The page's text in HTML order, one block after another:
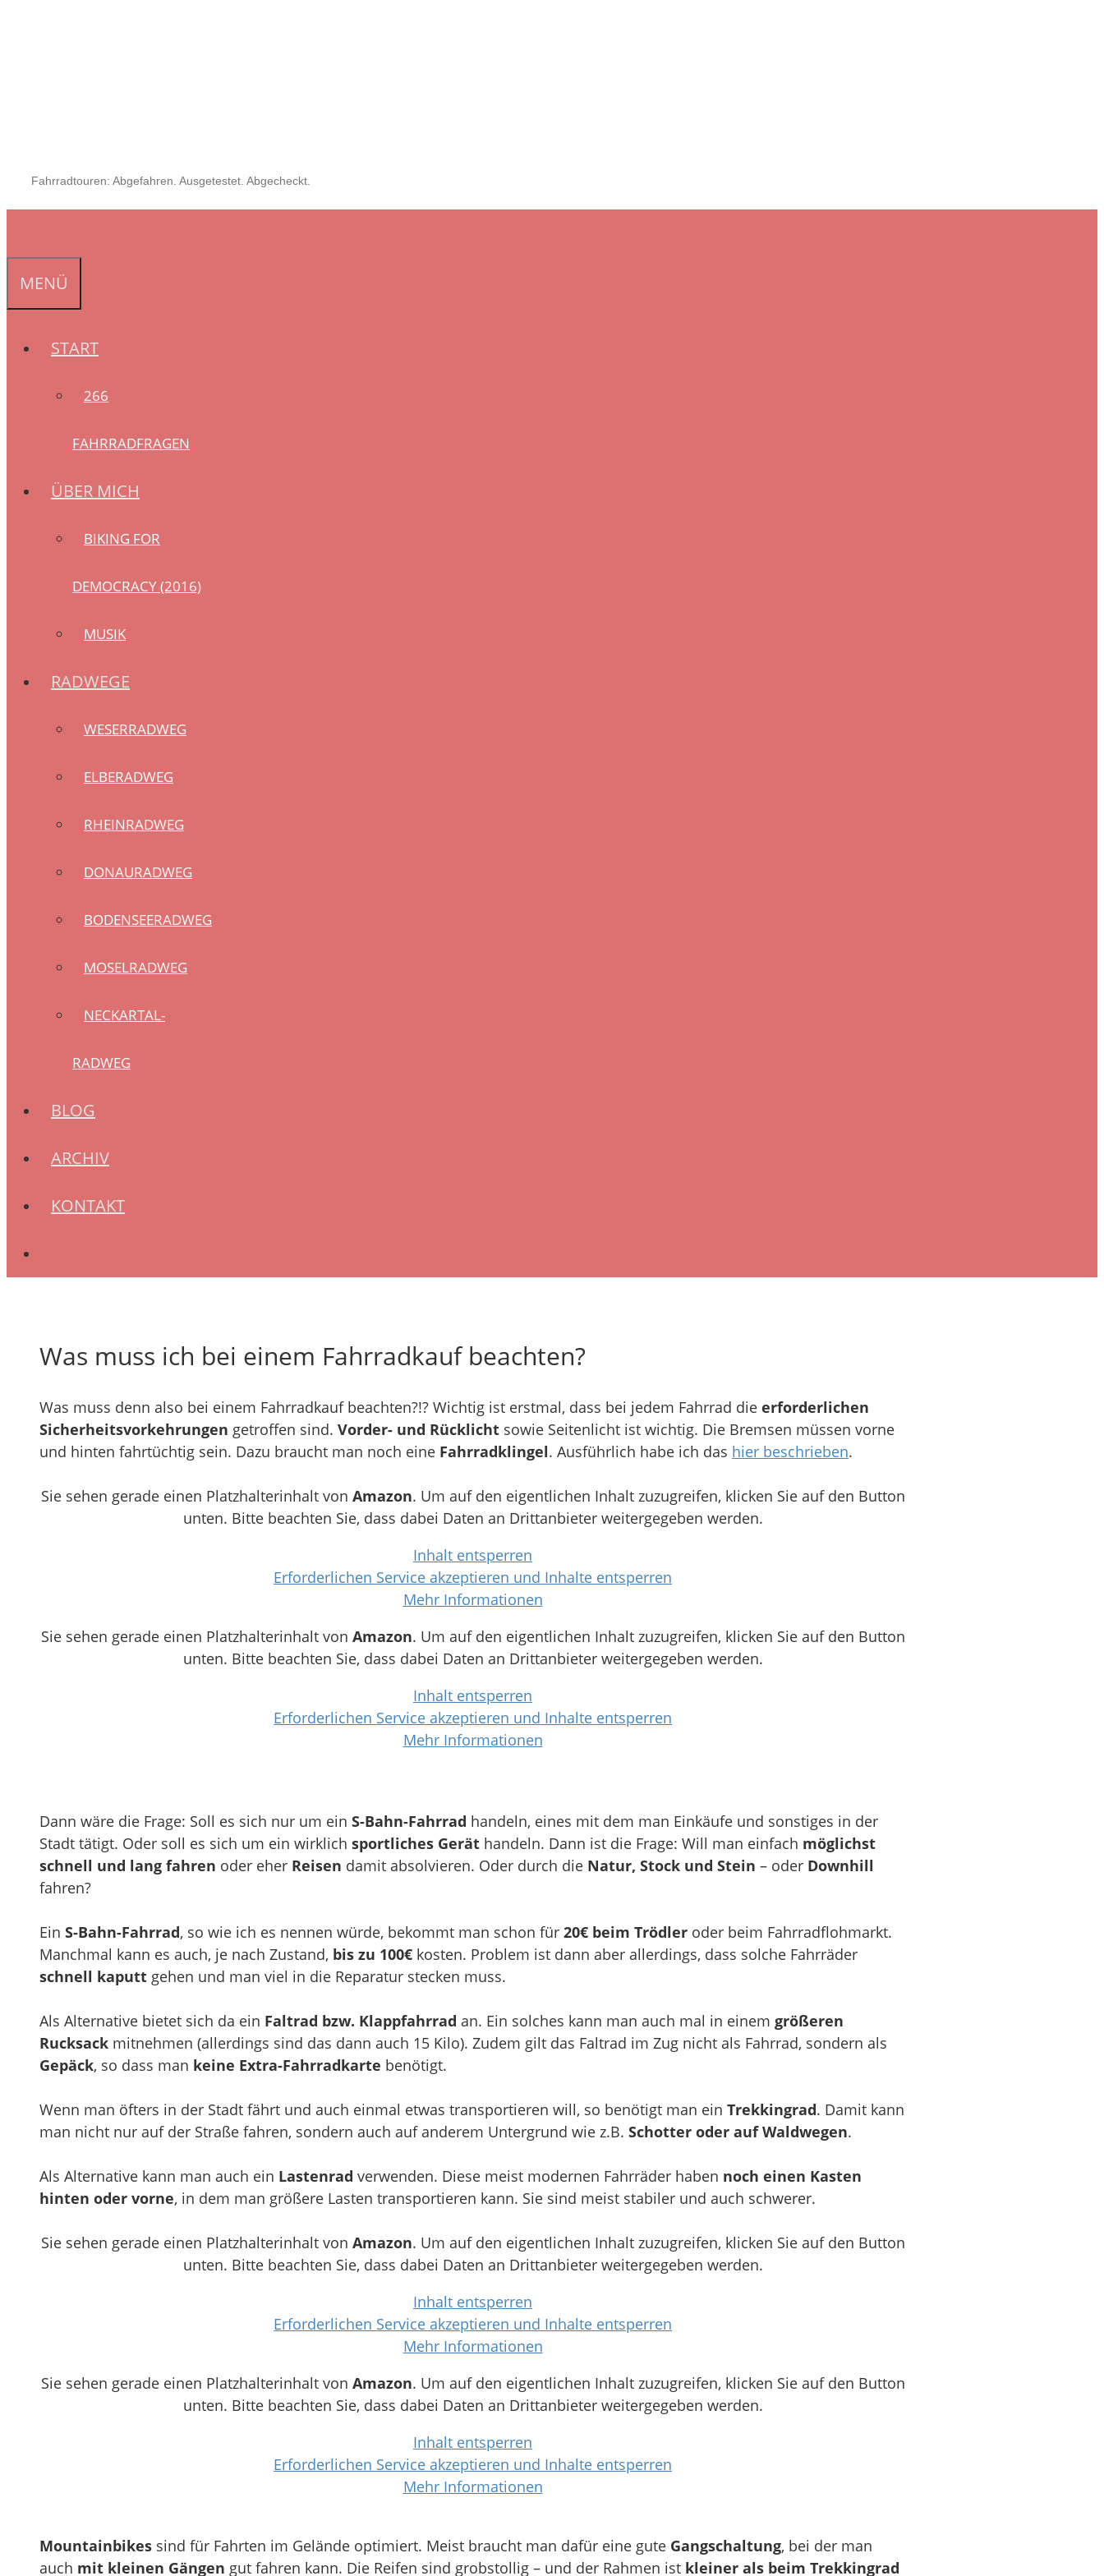
Fahrradtouren: Abgefahren. Ausgetestet. Abgecheckt.
MENÜ
START
266
FAHRRADFRAGEN
ÜBER MICH
BIKING FOR
DEMOCRACY (2016)
MUSIK
RADWEGE
WESERRADWEG
ELBERADWEG
RHEINRADWEG
DONAURADWEG
BODENSEERADWEG
MOSELRADWEG
NECKARTAL-
RADWEG
BLOG
ARCHIV
KONTAKT
Was muss ich bei einem Fahrradkauf beachten?
Was muss denn also bei einem Fahrradkauf beachten?!? Wichtig ist erstmal, dass bei jedem Fahrrad die erforderlichen
Sicherheitsvorkehrungen getroffen sind. Vorder- und Rücklicht sowie Seitenlicht ist wichtig. Die Bremsen müssen vorne
und hinten fahrtüchtig sein. Dazu braucht man noch eine Fahrradklingel. Ausführlich habe ich das hier beschrieben.
Sie sehen gerade einen Platzhalterinhalt von Amazon. Um auf den eigentlichen Inhalt zuzugreifen, klicken Sie auf den Button
unten. Bitte beachten Sie, dass dabei Daten an Drittanbieter weitergegeben werden.
Inhalt entsperren
Erforderlichen Service akzeptieren und Inhalte entsperren
Mehr Informationen
Sie sehen gerade einen Platzhalterinhalt von Amazon. Um auf den eigentlichen Inhalt zuzugreifen, klicken Sie auf den Button
unten. Bitte beachten Sie, dass dabei Daten an Drittanbieter weitergegeben werden.
Inhalt entsperren
Erforderlichen Service akzeptieren und Inhalte entsperren
Mehr Informationen
Dann wäre die Frage: Soll es sich nur um ein S-Bahn-Fahrrad handeln, eines mit dem man Einkäufe und sonstiges in der
Stadt tätigt. Oder soll es sich um ein wirklich sportliches Gerät handeln. Dann ist die Frage: Will man einfach möglichst
schnell und lang fahren oder eher Reisen damit absolvieren. Oder durch die Natur, Stock und Stein – oder Downhill
fahren?
Ein S-Bahn-Fahrrad, so wie ich es nennen würde, bekommt man schon für 20€ beim Trödler oder beim Fahrradflohmarkt.
Manchmal kann es auch, je nach Zustand, bis zu 100€ kosten. Problem ist dann aber allerdings, dass solche Fahrräder
schnell kaputt gehen und man viel in die Reparatur stecken muss.
Als Alternative bietet sich da ein Faltrad bzw. Klappfahrrad an. Ein solches kann man auch mal in einem größeren
Rucksack mitnehmen (allerdings sind das dann auch 15 Kilo). Zudem gilt das Faltrad im Zug nicht als Fahrrad, sondern als
Gepäck, so dass man keine Extra-Fahrradkarte benötigt.
Wenn man öfters in der Stadt fährt und auch einmal etwas transportieren will, so benötigt man ein Trekkingrad. Damit kann
man nicht nur auf der Straße fahren, sondern auch auf anderem Untergrund wie z.B. Schotter oder auf Waldwegen.
Als Alternative kann man auch ein Lastenrad verwenden. Diese meist modernen Fahrräder haben noch einen Kasten
hinten oder vorne, in dem man größere Lasten transportieren kann. Sie sind meist stabiler und auch schwerer.
Sie sehen gerade einen Platzhalterinhalt von Amazon. Um auf den eigentlichen Inhalt zuzugreifen, klicken Sie auf den Button
unten. Bitte beachten Sie, dass dabei Daten an Drittanbieter weitergegeben werden.
Inhalt entsperren
Erforderlichen Service akzeptieren und Inhalte entsperren
Mehr Informationen
Sie sehen gerade einen Platzhalterinhalt von Amazon. Um auf den eigentlichen Inhalt zuzugreifen, klicken Sie auf den Button
unten. Bitte beachten Sie, dass dabei Daten an Drittanbieter weitergegeben werden.
Inhalt entsperren
Erforderlichen Service akzeptieren und Inhalte entsperren
Mehr Informationen
Mountainbikes sind für Fahrten im Gelände optimiert. Meist braucht man dafür eine gute Gangschaltung, bei der man
auch mit kleinen Gängen gut fahren kann. Die Reifen sind grobstollig – und der Rahmen ist kleiner als beim Trekkingrad